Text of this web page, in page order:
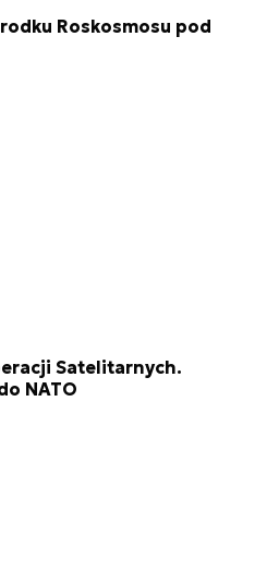
Roskosmosu pod
Satelitarnych.
NATO